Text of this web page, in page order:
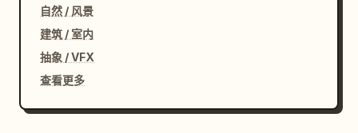
自然 / 风景
建筑 / 室内
抽象 / VFX
查看更多